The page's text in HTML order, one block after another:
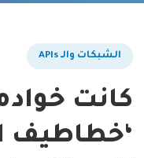
الشبكات والـ APIs
كانت